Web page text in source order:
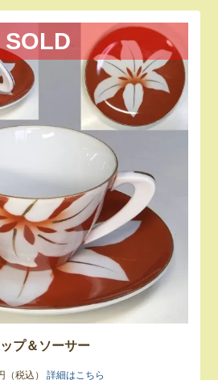
SOLD
プ＆ソーサー
（税込）詳細はこちら